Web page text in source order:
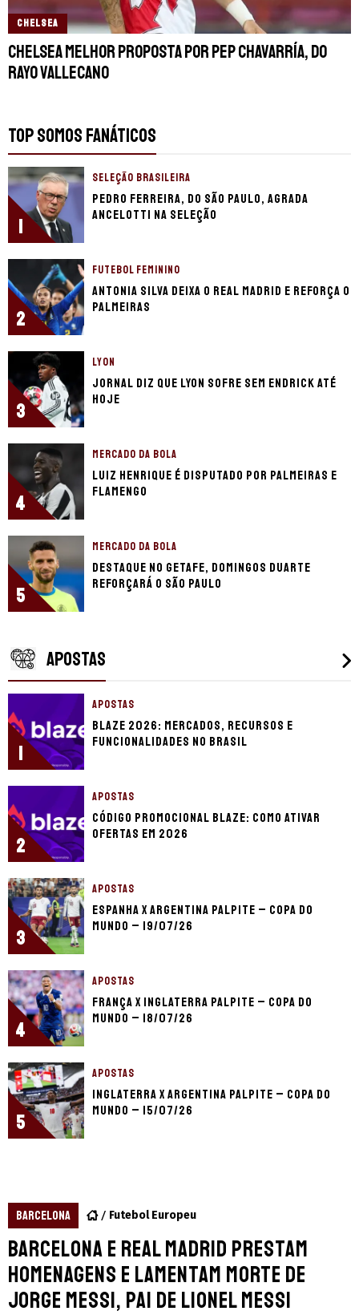
CHELSEA
Chelsea melhor proposta por Pep Chavarría, do
Rayo Vallecano
TOP SOMOS FANÁTICOS
1
SELEÇÃO BRASILEIRA
Pedro Ferreira, do São Paulo, agrada
Ancelotti na seleção
2
FUTEBOL FEMININO
Antonia Silva deixa o Real Madrid e reforça o
Palmeiras
3
LYON
Jornal diz que Lyon sofre sem Endrick até
hoje
4
MERCADO DA BOLA
Luiz Henrique é disputado por Palmeiras e
Flamengo
5
MERCADO DA BOLA
Destaque no Getafe, Domingos Duarte
reforçará o São Paulo
APOSTAS
1
APOSTAS
Blaze 2026: mercados, recursos e
funcionalidades no Brasil
2
APOSTAS
Código promocional Blaze: como ativar
ofertas em 2026
3
APOSTAS
Espanha x Argentina palpite – Copa do
Mundo – 19/07/26
4
APOSTAS
França x Inglaterra palpite – Copa do
Mundo – 18/07/26
5
APOSTAS
Inglaterra x Argentina palpite – Copa do
Mundo – 15/07/26
BARCELONA Futebol Europeu
Barcelona e Real Madrid prestam
homenagens e lamentam morte de
Jorge Messi, pai de Lionel Messi